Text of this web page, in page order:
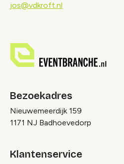
jos@vdkroft.nl
Bezoekadres
Nieuwemeerdijk 159
1171 NJ Badhoevedorp
Klantenservice